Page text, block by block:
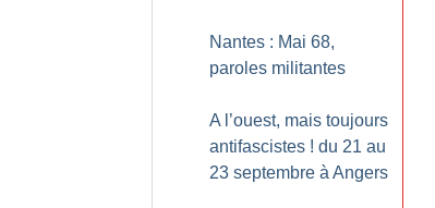
Nantes : Mai 68,
paroles militantes
A l’ouest, mais toujours
antifascistes ! du 21 au
23 septembre à Angers